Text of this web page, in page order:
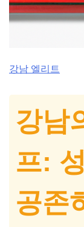
강남 엘리트
강남
프:
공존